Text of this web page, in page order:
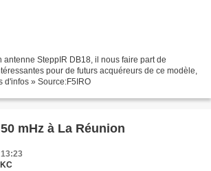
antenne SteppIR DB18, il nous faire part de
pour de futurs acquéreurs de ce modèle,
d'infos » Source:F5IRO
mHz à La Réunion